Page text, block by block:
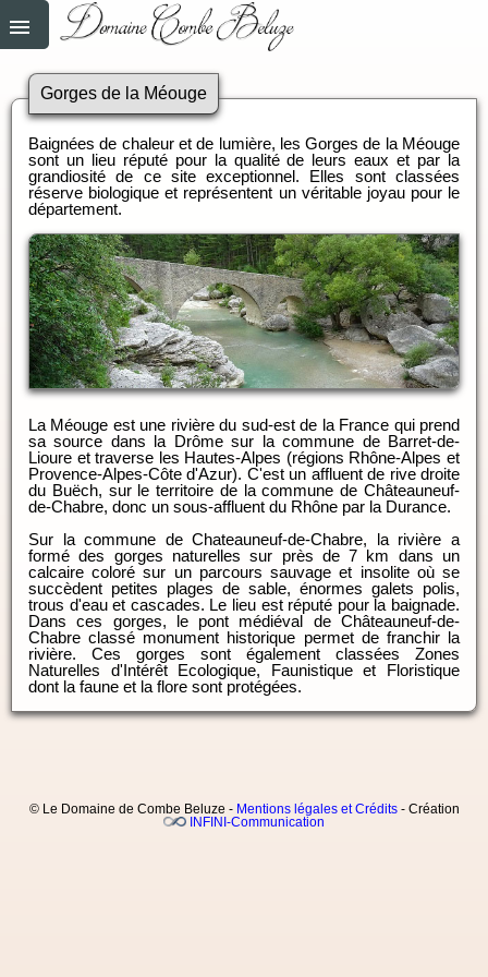
Gorges de la Méouge
Baignées de chaleur et de lumière, les Gorges de la Méouge
sont un lieu réputé pour la qualité de leurs eaux et par la
grandiosité de ce site exceptionnel. Elles sont classées
réserve biologique et représentent un véritable joyau pour le
département.
La Méouge est une rivière du sud-est de la France qui prend
sa source dans la Drôme sur la commune de Barret-de-
Lioure et traverse les Hautes-Alpes (régions Rhône-Alpes et
Provence-Alpes-Côte d'Azur). C'est un affluent de rive droite
du Buëch, sur le territoire de la commune de Châteauneuf-
de-Chabre, donc un sous-affluent du Rhône par la Durance.
Sur la commune de Chateauneuf-de-Chabre, la rivière a
formé des gorges naturelles sur près de 7 km dans un
calcaire coloré sur un parcours sauvage et insolite où se
succèdent petites plages de sable, énormes galets polis,
trous d'eau et cascades. Le lieu est réputé pour la baignade.
Dans ces gorges, le pont médiéval de Châteauneuf-de-
Chabre classé monument historique permet de franchir la
rivière. Ces gorges sont également classées Zones
Naturelles d'Intérêt Ecologique, Faunistique et Floristique
dont la faune et la flore sont protégées.
© Le Domaine de Combe Beluze - Mentions légales et Crédits
INFINI-Communication